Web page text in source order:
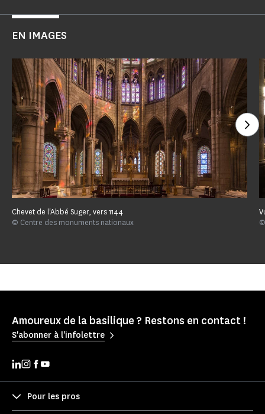
EN IMAGES
Chevet de l'Abbé Suger, vers 1144
© Centre des monuments nationaux
Amoureux de la basilique ? Restons en contact !
S'abonner à l'infolettre
Pour les pros